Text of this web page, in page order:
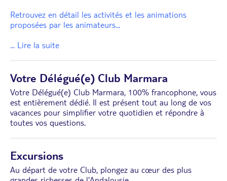
Retrouvez en détail les activités et les animations
proposées par les animateurs...
... Lire la suite
Votre Délégué(e) Club Marmara
Votre Délégué(e) Club Marmara, 100% francophone, vous
est entièrement dédié. Il est présent tout au long de vos
vacances pour simplifier votre quotidien et répondre à
toutes vos questions.
Excursions
Au départ de votre Club, plongez au cœur des plus